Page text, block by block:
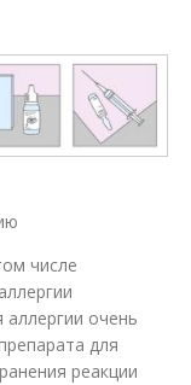
числе
очень
для
реакции